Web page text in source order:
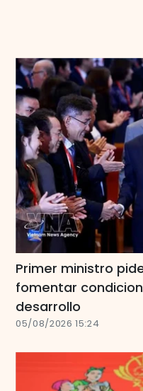
Primer ministro
fomentar
desarrollo
05/08/2026 15:24